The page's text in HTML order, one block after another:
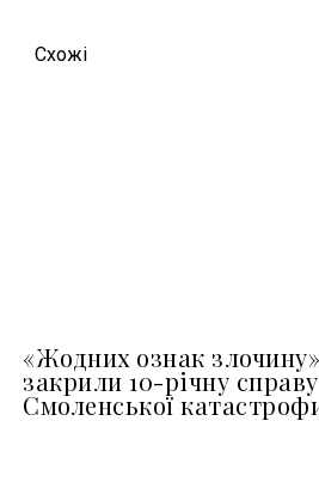
Схожi
«Жодних ознак
закрили 10-річну
Смоленської